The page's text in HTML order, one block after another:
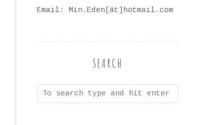
Email: Min.Eden[ät]hotmail.com
SEARCH